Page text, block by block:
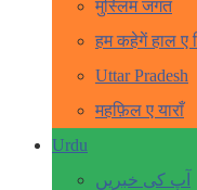
मुस्लिम जगत
हम कहेगें हाल ए
Uttar Pradesh
महफ़िल ए याराँ
Urdu
آپ کی خبریں